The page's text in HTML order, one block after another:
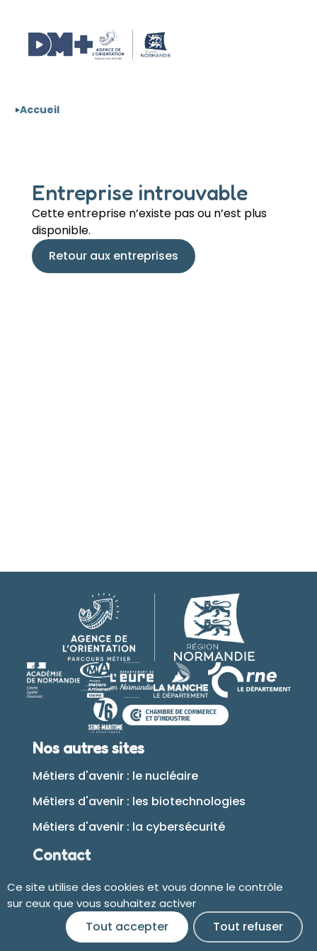
Accueil
Entreprise introuvable
Cette entreprise n’existe pas ou n’est plus
disponible.
Retour aux entreprises
Nos autres sites
Métiers d'avenir : le nucléaire
Métiers d'avenir : les biotechnologies
Métiers d'avenir : la cybersécurité
Contact
Plan du site
Accessibilité
Ce site utilise des cookies et vous donne le contrôle
sur ceux que vous souhaitez activer
Tout accepter
Tout refuser